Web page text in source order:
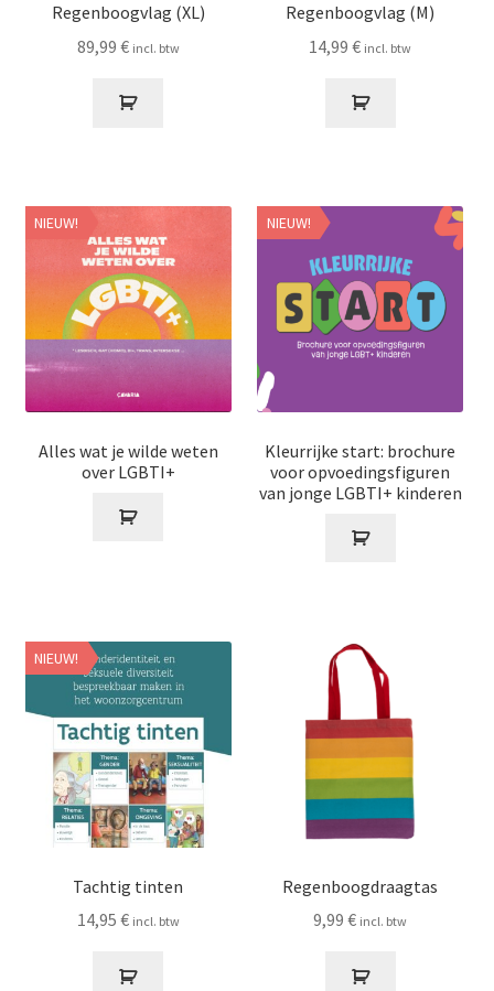
Regenboogvlag (XL)
89,99 € incl. btw
Regenboogvlag (M)
14,99€ incl. btw
NIEUW!
Alles wat je wilde weten
over LGBTI+
NIEUW!
Kleurrijke start: brochure
voor opvoedingsfiguren
van jonge LGBTI+ kinderen
NIEUW!
Tachtig tinten
14,95 € incl. btw
Regenboogdraagtas
9,99€ incl. btw